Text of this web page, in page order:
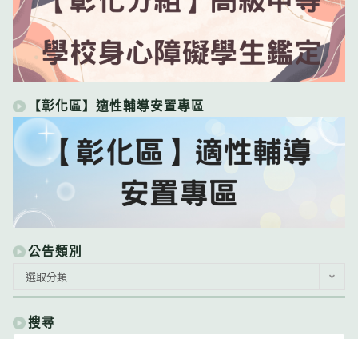
【彰化區】適性輔導安置專區
公告類別
類
別
選取分類
搜尋